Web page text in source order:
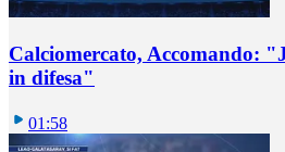
Calciomercato, Accomando:
in difesa"
01:58